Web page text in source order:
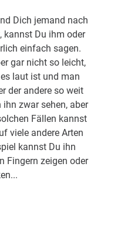
Dich jemand nach
kannst Du ihm oder
einfach sagen.
gar nicht so leicht,
laut ist und man
der andere so weit
zwar sehen, aber
Fällen kannst
viele andere Arten
kannst Du ihn
Fingern zeigen oder